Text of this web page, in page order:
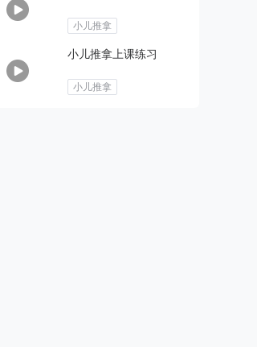
小儿推拿
小儿推拿上课练习
小儿推拿